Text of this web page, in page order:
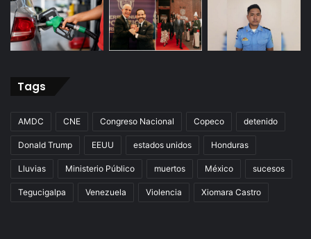
Tags
AMDC CNE Congreso Nacional Copeco detenido
Donald Trump EEUU estados unidos Honduras
Lluvias Ministerio Público muertos México sucesos
Tegucigalpa Venezuela Violencia Xiomara Castro